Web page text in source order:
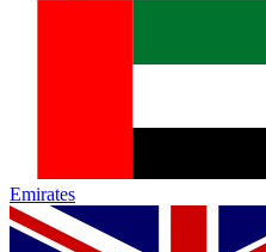
Emirates